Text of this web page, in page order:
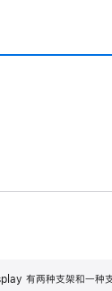
有两种支架和一种支